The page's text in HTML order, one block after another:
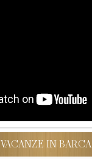
VACANZE IN BARCA